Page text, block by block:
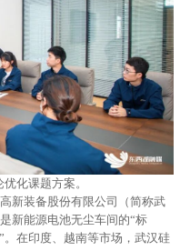
化课题方案。
新装备股份有限公司（简称武
新能源电池无尘车间的“标
。在印度、越南等市场，武汉硅